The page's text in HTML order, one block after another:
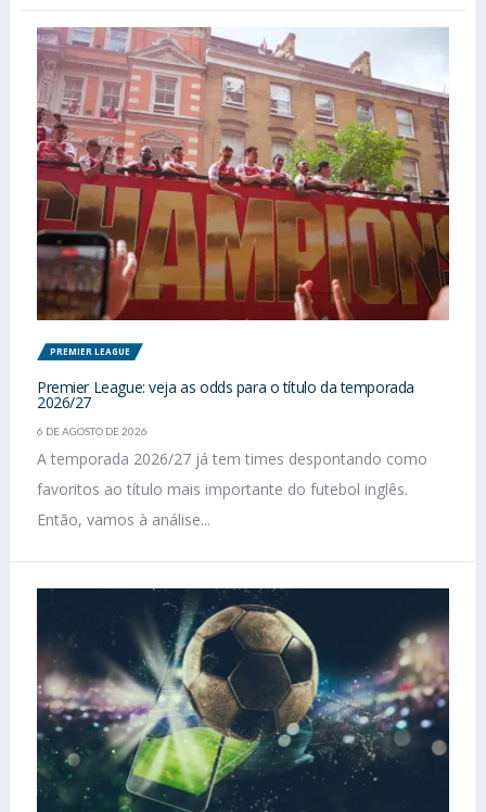
PREMIER LEAGUE
Premier League: veja as odds para o título da temporada
2026/27
6 DE AGOSTO DE 2026
A temporada 2026/27 já tem times despontando como
favoritos ao título mais importante do futebol inglês.
Então, vamos à análise...